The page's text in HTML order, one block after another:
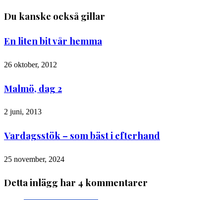
Du kanske också gillar
En liten bit vår hemma
26 oktober, 2012
Malmö, dag 2
2 juni, 2013
Vardagsstök – som bäst i efterhand
25 november, 2024
Detta inlägg har 4 kommentarer